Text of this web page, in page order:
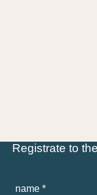
Registrate to
name *